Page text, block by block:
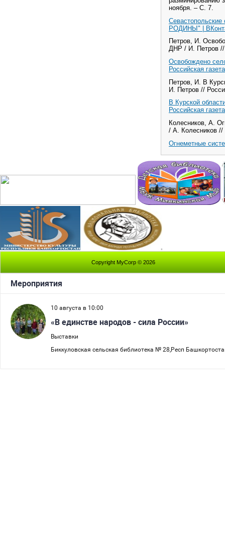
ноября. – С. 7.
РОДИНЫ" |
Петров, И.
ДНР / И. Петров //
Освобождено
Российская газета
Петров, И. В
И. Петров //
В Курской
Российская газета
Колесников, А.
/ А. Колесников //
Огнеметные
Copyright MyCorp © 2026